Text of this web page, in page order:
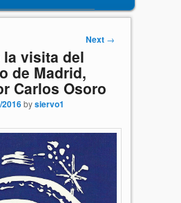
Next →
la visita del
de Madrid,
Carlos Osoro
2016bysiervo1